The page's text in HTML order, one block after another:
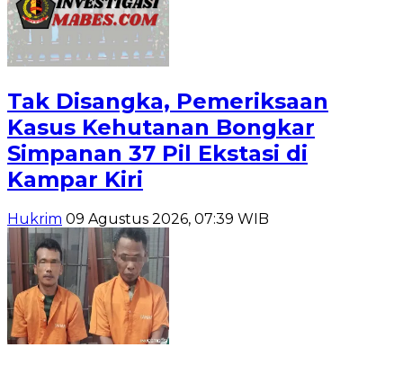
Tak Disangka, Pemeriksaan
Kasus Kehutanan Bongkar
Simpanan 37 Pil Ekstasi di
Kampar Kiri
Hukrim 09 Agustus 2026, 07:39 WIB